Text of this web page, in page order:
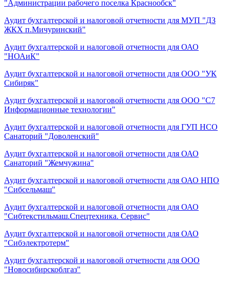
"Администрации рабочего поселка Краснообск"
Аудит бухгалтерской и налоговой отчетности для МУП "ДЗ
ЖКХ п.Мичуринский"
Аудит бухгалтерской и налоговой отчетности для ОАО
"НОАиК"
Аудит бухгалтерской и налоговой отчетности для ООО "УК
Сибиряк"
Аудит бухгалтерской и налоговой отчетности для ООО "С7
Информационные технологии"
Аудит бухгалтерской и налоговой отчетности для ГУП НСО
Санаторий "Доволенский"
Аудит бухгалтерской и налоговой отчетности для ОАО
Санаторий "Жемчужина"
Аудит бухгалтерской и налоговой отчетности для ОАО НПО
"Сибсельмаш"
Аудит бухгалтерской и налоговой отчетности для ОАО
"Сибтекстильмаш.Спецтехника. Сервис"
Аудит бухгалтерской и налоговой отчетности для ОАО
"Сибэлектротерм"
Аудит бухгалтерской и налоговой отчетности для ООО
"Новосибирскоблгаз"